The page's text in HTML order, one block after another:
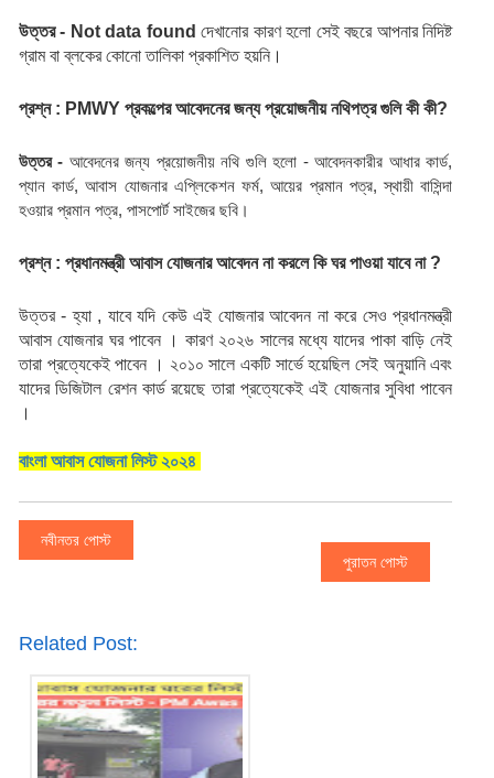
উত্তর - Not data found দেখানোর কারণ হলো সেই বছরে আপনার নিদিষ্ট
গ্রাম বা ব্লকের কোনো তালিকা প্রকাশিত হয়নি।
প্রশ্ন : PMWY প্রকল্পের আবেদনের জন্য প্রয়োজনীয় নথিপত্র গুলি কী কী?
উত্তর - আবেদনের জন্য প্রয়োজনীয় নথি গুলি হলো - আবেদনকারীর আধার কার্ড,
প্যান কার্ড, আবাস যোজনার এপ্লিকেশন ফর্ম, আয়ের প্রমান পত্র, স্থায়ী বাসিন্দা
হওয়ার প্রমান পত্র, পাসপোর্ট সাইজের ছবি।
প্রশ্ন : প্রধানমন্ত্রী আবাস যোজনার আবেদন না করলে কি ঘর পাওয়া যাবে না ?
উত্তর - হ্যা , যাবে যদি কেউ এই যোজনার আবেদন না করে সেও প্রধানমন্ত্রী
আবাস যোজনার ঘর পাবেন । কারণ ২০২৬ সালের মধ্যে যাদের পাকা বাড়ি নেই
তারা প্রত্যেকেই পাবেন । ২০১০ সালে একটি সার্ভে হয়েছিল সেই অনুয়ানি এবং
যাদের ডিজিটাল রেশন কার্ড রয়েছে তারা প্রত্যেকেই এই যোজনার সুবিধা পাবেন
।
বাংলা আবাস যোজনা লিস্ট ২০২৪
নবীনতর পোস্ট
পুরাতন পোস্ট
Related Post: